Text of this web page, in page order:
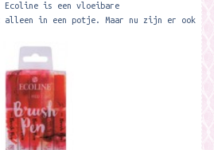
is een vloeibare
alleen in een potje. Maar nu zijn er ook